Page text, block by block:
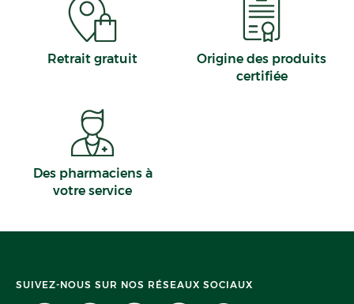
Retrait gratuit
Origine des produits
certifiée
Des pharmaciens à
votre service
SUIVEZ-NOUS SUR NOS RÉSEAUX SOCIAUX